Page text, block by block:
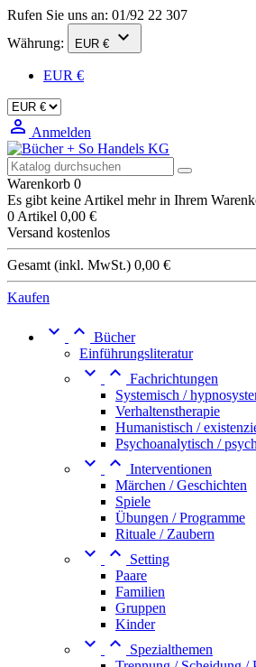
Rufen Sie uns an: 01/92 22 307
Währung:
EUR € 
EUR €
 Anmelden
Warenkorb 0
Es gibt keine Artikel mehr in Ihrem
0 Artikel 0,00 €
Versand kostenlos
Gesamt (inkl. MwSt.) 0,00 €
Kaufen
  Bücher
Einführungsliteratur
  Fachrichtungen
Systemisch /
Verhaltenstherapie
Humanistisch /
Psychoanalytisch /
  Interventionen
Märchen / Geschichten
Spiele
Übungen / Programme
Rituale / Zaubern
 
Setting
Paare
Familien
Gruppen
Kinder
 
Spezialthemen